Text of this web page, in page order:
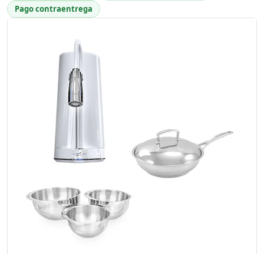
Pago contraentrega